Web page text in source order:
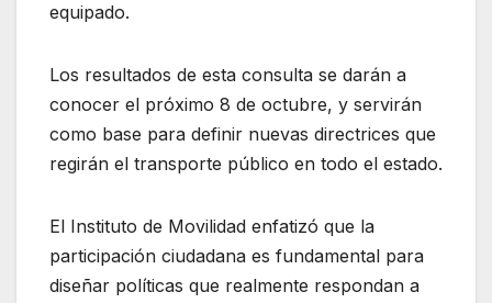
equipado.
Los resultados de esta consulta se darán a
conocer el próximo 8 de octubre, y servirán
como base para definir nuevas directrices que
regirán el transporte público en todo el estado.
El Instituto de Movilidad enfatizó que la
participación ciudadana es fundamental para
diseñar políticas que realmente respondan a